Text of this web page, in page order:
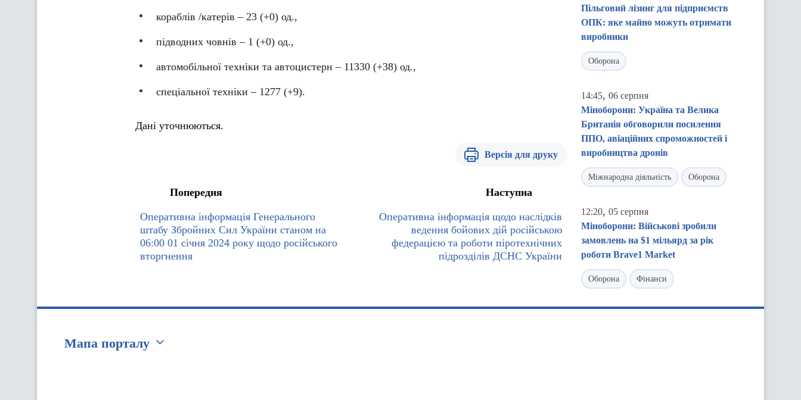
кораблів /катерів ‒ 23 (+0) од.,
підводних човнів – 1 (+0) од.,
автомобільної техніки та автоцистерн – 11330 (+38) од.,
спеціальної техніки ‒ 1277 (+9).
Дані уточнюються.
Версія для друку
Попередня
Оперативна інформація Генерального
штабу Збройних Сил України станом на
06:00 01 січня 2024 року щодо російського
вторгнення
Наступна
Оперативна інформація щодо наслідків
ведення бойових дій російською
федерацією та роботи піротехнічних
підрозділів ДСНС України
Пільговий лізинг для підприємств
ОПК: яке майно можуть отримати
виробники
Оборона
14:45, 06 серпня
Міноборони: Україна та Велика
Британія обговорили посилення
ППО, авіаційних спроможностей і
виробництва дронів
Міжнародна діяльність Оборона
12:20, 05 серпня
Міноборони: Військові зробили
замовлень на $1 мільярд за рік
роботи Brave1 Market
Оборона Фінанси
Мапа порталу